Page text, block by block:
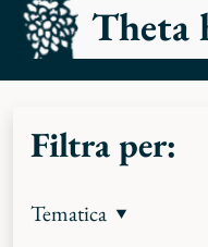
Theta
Filtra per:
Tematica